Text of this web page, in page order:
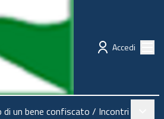
Accedi
di un bene confiscato / Incontri